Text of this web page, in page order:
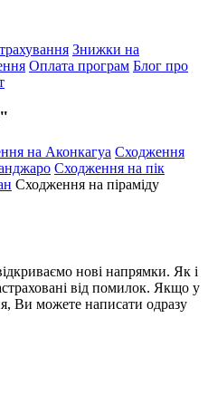
Знижки на
Оплата програм Блог про
на Аконкагуа Сходження
Сходження на пік
Сходження на піраміду
нові напрямки. Як і
від помилок. Якщо у
Ви можете написати одразу